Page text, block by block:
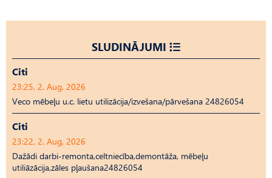
SLUDINĀJUMI
Citi
23:25, 2. Aug, 2026
Veco mēbeļu u.c. lietu utilizācija/izvešana/pārvešana 24826054
Citi
23:22, 2. Aug, 2026
Dažādi darbi-remonta,celtniecība,demontāža, mēbeļu
utiliāzācija,zāles pļaušana24826054